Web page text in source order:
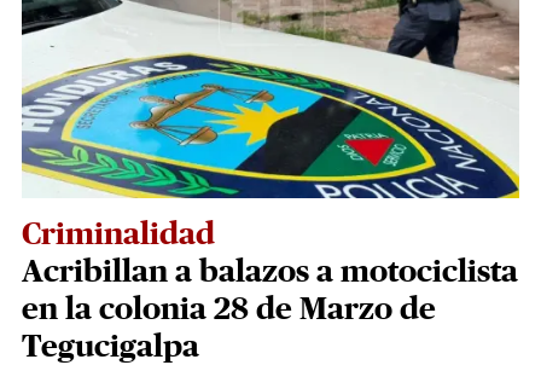
Criminalidad
Acribillan a balazos a motociclista
en la colonia 28 de Marzo de
Tegucigalpa